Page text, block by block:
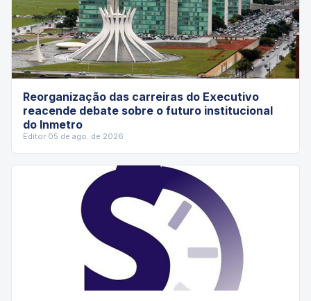
Reorganização das carreiras do Executivo
reacende debate sobre o futuro institucional
do Inmetro
Editor·05 de ago. de 2026